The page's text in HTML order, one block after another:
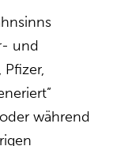
und
während